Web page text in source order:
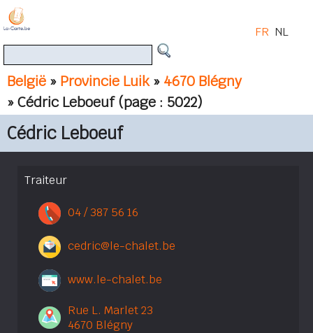
België » Provincie Luik» 4670 Blégny
» Cédric Leboeuf (page : 5022)
FR NL
Cédric Leboeuf
Traiteur
04 / 387 56 16
cedric@le-chalet.be
www.le-chalet.be
Rue L. Marlet 23
4670 Blégny